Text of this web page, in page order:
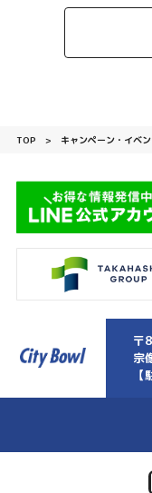
TOP キャンペーン・イベ
〒
宗
【